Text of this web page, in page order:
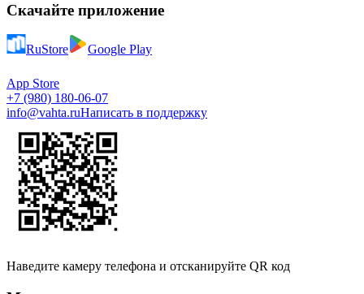
Скачайте приложение
RuStore Google Play
App Store
+7 (980) 180-06-07
info@vahta.ruНаписать в поддержку
Наведите камеру телефона и отсканируйте QR код